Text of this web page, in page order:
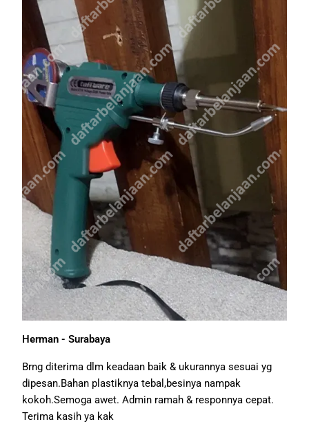
Herman - Surabaya
Brng diterima dlm keadaan baik & ukurannya sesuai yg
dipesan.Bahan plastiknya tebal,besinya nampak
kokoh.Semoga awet. Admin ramah & responnya cepat.
Terima kasih ya kak